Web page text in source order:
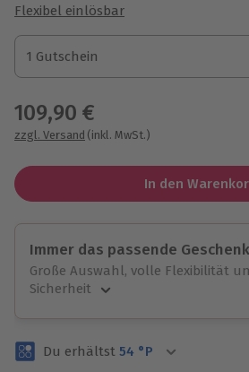
Flexibel einlösbar
1 Gutschein
1 Gutschein
1 Gutschein
109,90 €
zzgl. Versand (inkl. MwSt.)
In den
Immer das passende
Große Auswahl, volle Flexibilität
Sicherheit
Volle Flexibilität
Du erhältst 54 °P